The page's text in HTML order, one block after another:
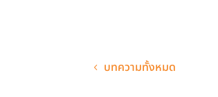
บทความทั้งหมด